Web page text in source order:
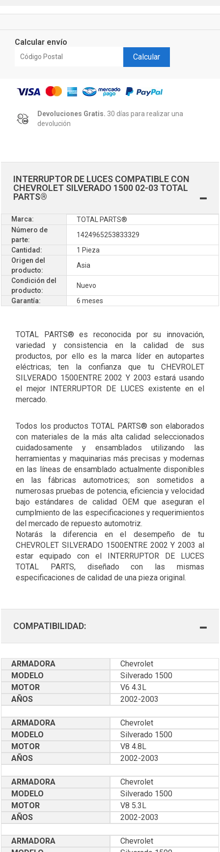
Calcular envío
Calcular
Devoluciones Gratis. 30 días para realizar una
devolución
INTERRUPTOR DE LUCES COMPATIBLE CON
CHEVROLET SILVERADO 1500 02-03 TOTAL
PARTS®
Marca:
TOTAL PARTS®
Número de
parte:
1424965253833329
Cantidad:
1 Pieza
Origen del
producto:
Asia
Condición del
producto:
Nuevo
Garantía:
6 meses
TOTAL PARTS® es reconocida por su innovación,
variedad y consistencia en la calidad de sus
productos, por ello es la marca líder en autopartes
eléctricas; ten la confianza que tu CHEVROLET
SILVERADO 1500ENTRE 2002 Y 2003 estará usando
el mejor INTERRUPTOR DE LUCES existente en el
mercado.
Todos los productos TOTAL PARTS® son elaborados
con materiales de la más alta calidad seleccionados
cuidadosamente y ensamblados utilizando las
herramientas y maquinarias más precisas y modernas
en las líneas de ensamblado actualmente disponibles
en las fábricas automotrices; son sometidos a
numerosas pruebas de potencia, eficiencia y velocidad
bajo estándares de calidad OEM que aseguran el
cumplmiento de las especificaciones y requerimientos
del mercado de repuesto automotriz.
Notarás la diferencia en el desempeño de tu
CHEVROLET SILVERADO 1500ENTRE 2002 Y 2003 al
estar equipado con el INTERRUPTOR DE LUCES
TOTAL PARTS, diseñado con las mismas
especificaciones de calidad de una pieza original.
COMPATIBILIDAD:
ARMADORA
Chevrolet
MODELO
Silverado 1500
MOTOR
V6 4.3L
AÑOS
2002-2003
ARMADORA
Chevrolet
MODELO
Silverado 1500
MOTOR
V8 4.8L
AÑOS
2002-2003
ARMADORA
Chevrolet
MODELO
Silverado 1500
MOTOR
V8 5.3L
AÑOS
2002-2003
ARMADORA
Chevrolet